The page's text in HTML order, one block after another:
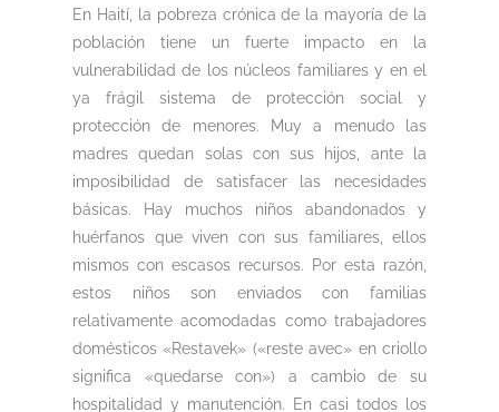
En Haití, la pobreza crónica de la mayoría de la
población tiene un fuerte impacto en la
vulnerabilidad de los núcleos familiares y en el
ya frágil sistema de protección social y
protección de menores. Muy a menudo las
madres quedan solas con sus hijos, ante la
imposibilidad de satisfacer las necesidades
básicas. Hay muchos niños abandonados y
huérfanos que viven con sus familiares, ellos
mismos con escasos recursos. Por esta razón,
estos niños son enviados con familias
relativamente acomodadas como trabajadores
domésticos «Restavek» («reste avec» en criollo
significa «quedarse con») a cambio de su
hospitalidad y manutención. En casi todos los